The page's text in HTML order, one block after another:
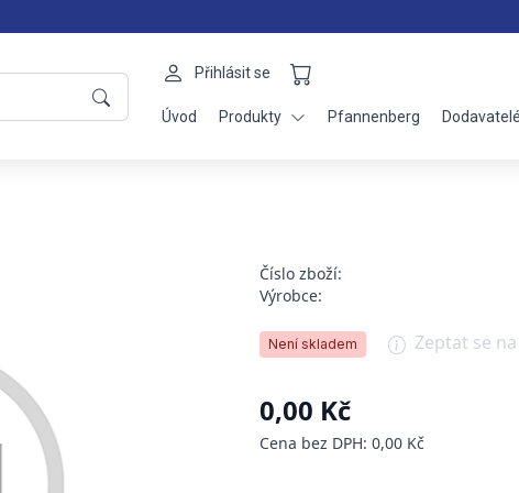
Přihlásit se
Úvod Produkty Pfannenberg Dodavatelé
Číslo zboží:
Výrobce:
Není skladem Zeptat se
0,00 Kč
Cena bez DPH: 0,00 Kč